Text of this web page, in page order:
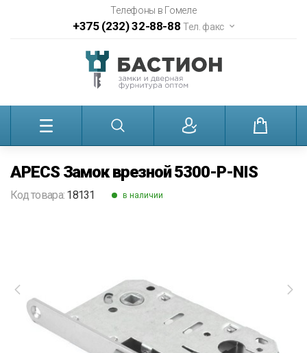
Телефоны в Гомеле
+375 (232) 32-88-88Тел. факс
APECS Замок врезной 5300-P-NIS
Код товара: 18131 в наличии